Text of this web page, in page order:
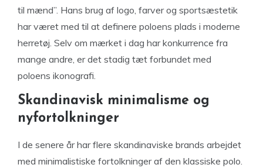
til mænd”. Hans brug af logo, farver og sportsæstetik
har været med til at definere poloens plads i moderne
herretøj. Selv om mærket i dag har konkurrence fra
mange andre, er det stadig tæt forbundet med
poloens ikonografi.
Skandinavisk minimalisme og
nyfortolkninger
I de senere år har flere skandinaviske brands arbejdet
med minimalistiske fortolkninger af den klassiske polo.